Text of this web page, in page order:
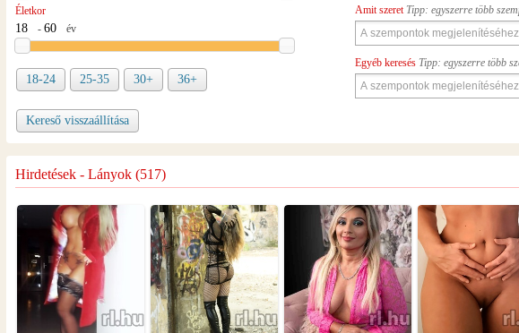
Életkor
-
év
18-24 25-35 30+ 36+
Amit szeret Tipp: egyszerre több
Egyéb keresés Tipp: egyszerre több
Kereső visszaállítása
Hirdetések - Lányok (517)